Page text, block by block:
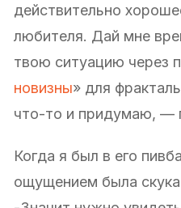
действительно
любителя. Дай мне
твою ситуацию через
новизны» для
что-то и придумаю, —
Когда я был в его
ощущением была